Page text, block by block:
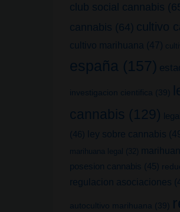
club social cannabis
cannabis (64) cultivo
cultivo marihuana (47)
españa (157)
investigacion cientifica (39)
cannabis (129)
(46) ley sobre cannabis
marihuana legal (32)
posesion cannabis (45)
regulacion asociaciones
autocultivo marihuana (39)